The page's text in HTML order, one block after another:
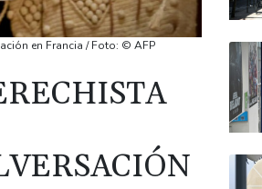
en Francia / Foto: © AFP